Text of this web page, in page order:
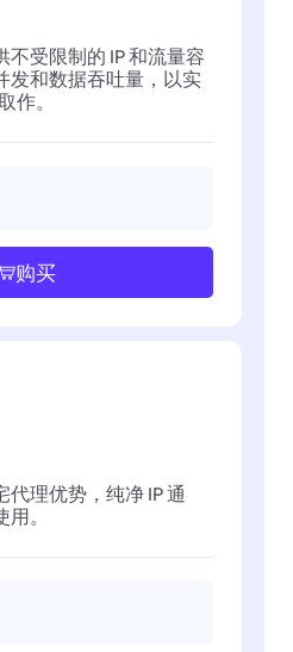
受限制的 IP 和流量容
发和数据吞吐量，以实
作。
购买
理优势，纯净 IP 通
。